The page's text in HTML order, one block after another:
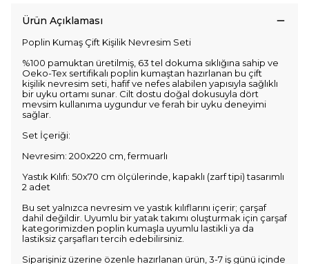
Ürün Açıklaması
Poplin Kumaş Çift Kişilik Nevresim Seti
%100 pamuktan üretilmiş, 63 tel dokuma sıklığına sahip ve
Oeko-Tex sertifikalı poplin kumaştan hazırlanan bu çift
kişilik nevresim seti, hafif ve nefes alabilen yapısıyla sağlıklı
bir uyku ortamı sunar. Cilt dostu doğal dokusuyla dört
mevsim kullanıma uygundur ve ferah bir uyku deneyimi
sağlar.
Set İçeriği:
Nevresim: 200x220 cm, fermuarlı
Yastık Kılıfı: 50x70 cm ölçülerinde, kapaklı (zarf tipi) tasarımlı
2 adet
Bu set yalnızca nevresim ve yastık kılıflarını içerir; çarşaf
dahil değildir. Uyumlu bir yatak takımı oluşturmak için çarşaf
kategorimizden poplin kumaşla uyumlu lastikli ya da
lastiksiz çarşafları tercih edebilirsiniz.
Siparişiniz üzerine özenle hazırlanan ürün, 3-7 iş günü içinde